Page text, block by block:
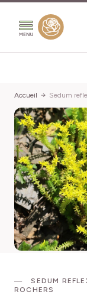
Accueil Sedum
SEDUM
ROCHERS